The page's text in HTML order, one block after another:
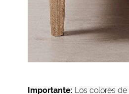
Importante: Los colores